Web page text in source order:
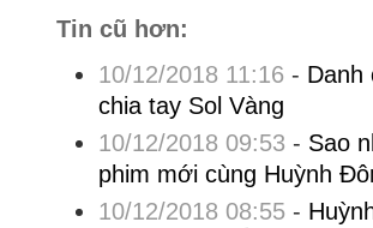
Tin cũ hơn:
10/12/2018 11:16 - Danh
chia tay Sol Vàng
10/12/2018 09:53 - Sao
phim mới cùng Huỳnh
10/12/2018 08:55-